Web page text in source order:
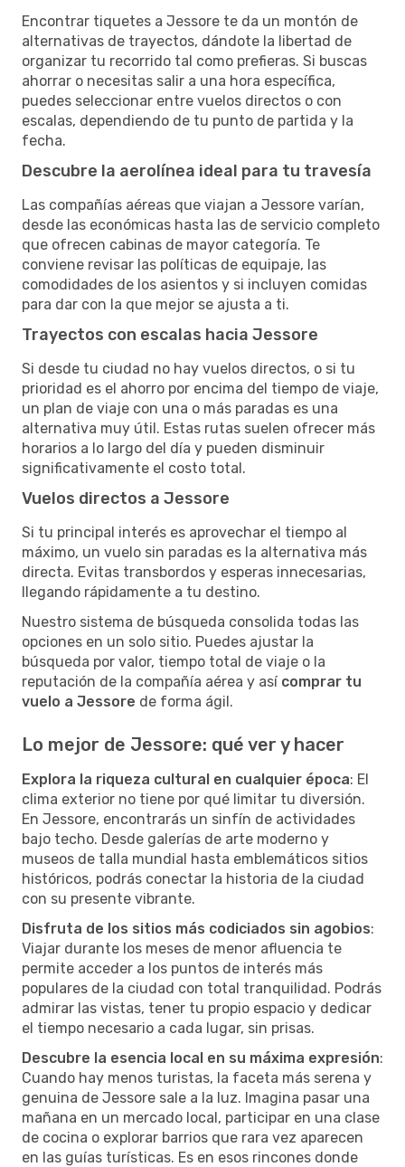
Encontrar tiquetes a Jessore te da un montón de
alternativas de trayectos, dándote la libertad de
organizar tu recorrido tal como prefieras. Si buscas
ahorrar o necesitas salir a una hora específica,
puedes seleccionar entre vuelos directos o con
escalas, dependiendo de tu punto de partida y la
fecha.
Descubre la aerolínea ideal para tu travesía
Las compañías aéreas que viajan a Jessore varían,
desde las económicas hasta las de servicio completo
que ofrecen cabinas de mayor categoría. Te
conviene revisar las políticas de equipaje, las
comodidades de los asientos y si incluyen comidas
para dar con la que mejor se ajusta a ti.
Trayectos con escalas hacia Jessore
Si desde tu ciudad no hay vuelos directos, o si tu
prioridad es el ahorro por encima del tiempo de viaje,
un plan de viaje con una o más paradas es una
alternativa muy útil. Estas rutas suelen ofrecer más
horarios a lo largo del día y pueden disminuir
significativamente el costo total.
Vuelos directos a Jessore
Si tu principal interés es aprovechar el tiempo al
máximo, un vuelo sin paradas es la alternativa más
directa. Evitas transbordos y esperas innecesarias,
llegando rápidamente a tu destino.
Nuestro sistema de búsqueda consolida todas las
opciones en un solo sitio. Puedes ajustar la
búsqueda por valor, tiempo total de viaje o la
reputación de la compañía aérea y así comprar tu
vuelo a Jessore de forma ágil.
Lo mejor de Jessore: qué ver y hacer
Explora la riqueza cultural en cualquier época: El
clima exterior no tiene por qué limitar tu diversión.
En Jessore, encontrarás un sinfín de actividades
bajo techo. Desde galerías de arte moderno y
museos de talla mundial hasta emblemáticos sitios
históricos, podrás conectar la historia de la ciudad
con su presente vibrante.
Disfruta de los sitios más codiciados sin agobios:
Viajar durante los meses de menor afluencia te
permite acceder a los puntos de interés más
populares de la ciudad con total tranquilidad. Podrás
admirar las vistas, tener tu propio espacio y dedicar
el tiempo necesario a cada lugar, sin prisas.
Descubre la esencia local en su máxima expresión:
Cuando hay menos turistas, la faceta más serena y
genuina de Jessore sale a la luz. Imagina pasar una
mañana en un mercado local, participar en una clase
de cocina o explorar barrios que rara vez aparecen
en las guías turísticas. Es en esos rincones donde